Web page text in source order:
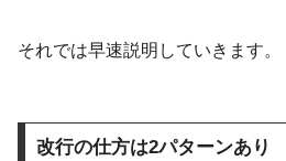
それでは早速説明していきます。
改行の仕方は2パターンあり